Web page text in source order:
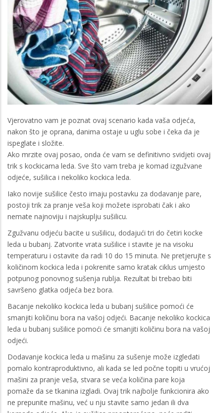
Vjerovatno vam je poznat ovaj scenario kada vaša odjeća,
nakon što je oprana, danima ostaje u uglu sobe i čeka da je
ispeglate i složite.
Ako mrzite ovaj posao, onda će vam se definitivno svidjeti ovaj
trik s kockicama leda. Sve što vam treba je komad izgužvane
odjeće, sušilica i nekoliko kockica leda.
Iako novije sušilice često imaju postavku za dodavanje pare,
postoji trik za pranje veša koji možete isprobati čak i ako
nemate najnoviju i najskuplju sušilicu.
Zgužvanu odjeću bacite u sušilicu, dodajući tri do četiri kocke
leda u bubanj. Zatvorite vrata sušilice i stavite je na visoku
temperaturu i ostavite da radi 10 do 15 minuta. Ne pretjerujte s
količinom kockica leda i pokrenite samo kratak ciklus umjesto
potpunog ponovnog sušenja rublja. Rezultat bi trebao biti
savršeno glatka odjeća bez bora.
Bacanje nekoliko kockica leda u bubanj sušilice pomoći će
smanjiti količinu bora na vašoj odjeći. Bacanje nekoliko kockica
leda u bubanj sušilice pomoći će smanjiti količinu bora na vašoj
odjeći.
Dodavanje kockica leda u mašinu za sušenje može izgledati
pomalo kontraproduktivno, ali kada se led počne topiti u vrućoj
mašini za pranje veša, stvara se veća količina pare koja
pomaže da se tkanina izgladi. Ovaj trik najbolje funkcionira ako
ne prepunite mašinu, već u nju stavite samo jedan ili dva